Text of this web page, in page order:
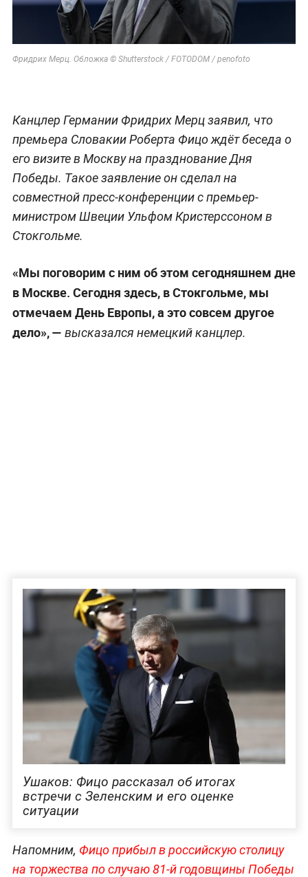
Фридрих Мерц. Обложка © Shutterstock / FOTODOM / penofoto
Канцлер Германии Фридрих Мерц заявил, что
премьера Словакии Роберта Фицо ждёт беседа о
его визите в Москву на празднование Дня
Победы. Такое заявление он сделал на
совместной пресс-конференции с премьер-
министром Швеции Ульфом Кристерссоном в
Стокгольме.
«Мы поговорим с ним об этом сегодняшнем дне
в Москве. Сегодня здесь, в Стокгольме, мы
отмечаем День Европы, а это совсем другое
дело», — высказался немецкий канцлер.
Ушаков: Фицо рассказал об итогах
встречи с Зеленским и его оценке
ситуации
Напомним, Фицо прибыл в российскую столицу
на торжества по случаю 81-й годовщины Победы